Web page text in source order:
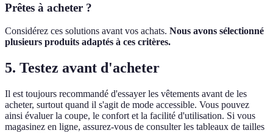
Prêtes à acheter ?
Considérez ces solutions avant vos achats. Nous avons sélectionné
plusieurs produits adaptés à ces critères.
5. Testez avant d'acheter
Il est toujours recommandé d'essayer les vêtements avant de les
acheter, surtout quand il s'agit de mode accessible. Vous pouvez
ainsi évaluer la coupe, le confort et la facilité d'utilisation. Si vous
magasinez en ligne, assurez-vous de consulter les tableaux de tailles